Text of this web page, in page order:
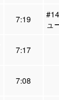
7:19
ュ
7:17
7:08